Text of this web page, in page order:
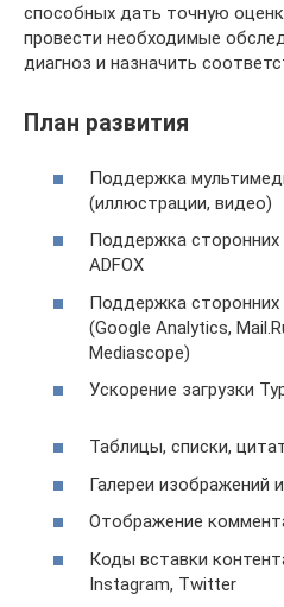
способных дать точную
провести необходимые
диагноз и назначить
План развития
Поддержка
(иллюстрации, видео)
Поддержка сторонних
ADFOX
Поддержка сторонних
(Google Analytics,
Mediascope)
Ускорение загрузки
Таблицы, списки,
Галереи изображений
Отображение
Коды вставки
Instagram, Twitter